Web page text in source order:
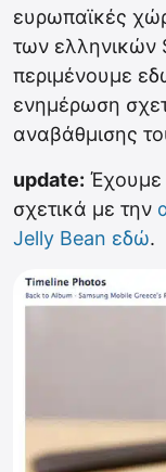
ευρωπαϊκές
των ελληνικών
περιμένουμε
ενημέρωση
αναβάθμισης
update: Έχουμε
σχετικά με την
Jelly Bean εδώ.